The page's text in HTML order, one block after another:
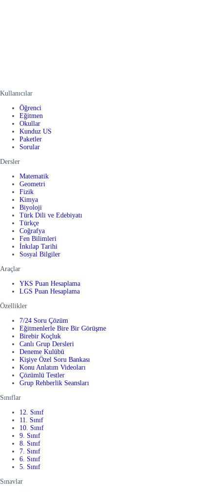
Kullanıcılar
Öğrenci
Eğitmen
Okullar
Kunduz US
Paketler
Sorular
Dersler
Matematik
Geometri
Fizik
Kimya
Biyoloji
Türk Dili ve Edebiyatı
Türkçe
Coğrafya
Fen Bilimleri
İnkılap Tarihi
Sosyal Bilgiler
Araçlar
YKS Puan Hesaplama
LGS Puan Hesaplama
Özellikler
7/24 Soru Çözüm
Eğitmenlerle Bire Bir Görüşme
Birebir Koçluk
Canlı Grup Dersleri
Deneme Kulübü
Kişiye Özel Soru Bankası
Konu Anlatım Videoları
Çözümlü Testler
Grup Rehberlik Seansları
Sınıflar
12. Sınıf
11. Sınıf
10. Sınıf
9. Sınıf
8. Sınıf
7. Sınıf
6. Sınıf
5. Sınıf
Sınavlar